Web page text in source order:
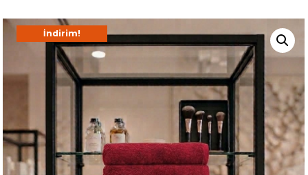
İndirim!